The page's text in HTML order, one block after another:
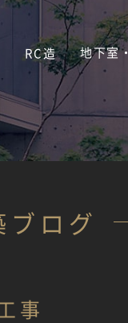
RC造 地下室
ブログ
事